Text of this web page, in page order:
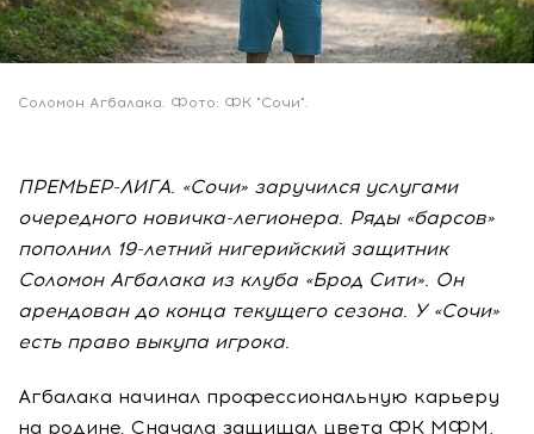
Соломон Агбалака. Фото: ФК "Сочи".
ПРЕМЬЕР-ЛИГА. «Сочи» заручился услугами
очередного новичка-легионера. Ряды «барсов»
пополнил 19-летний нигерийский защитник
Соломон Агбалака из клуба «Брод Сити». Он
арендован до конца текущего сезона. У «Сочи»
есть право выкупа игрока.
Агбалака начинал профессиональную карьеру
на родине. Сначала защищал цвета ФК МФМ,